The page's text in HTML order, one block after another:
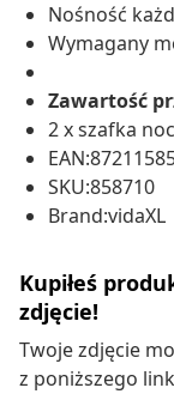
Nośność
Wymagany
Zawartość
2 x szafka
SKU:858710
Brand:vidaXL
Kupiłeś
zdjęcie!
Twoje zdjęcie
z poniższego